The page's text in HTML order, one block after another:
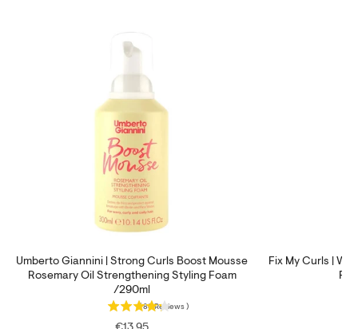
Umberto Giannini | Strong Curls Boost Mousse
Rosemary Oil Strengthening Styling Foam
/290ml
88 Reviews )
Fix My Curls |